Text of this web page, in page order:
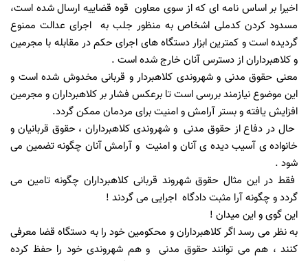
اخیرا بر اساس نامه ای که از سوی معاون قوه قضاییه ارسال شده است،
مسدود کردن کدملی اشخاص به منظور جلب به اجرای عدالت ممنوع
گردیده است و کمترین ابزار دستگاه های اجرای حکم در مقابله با مجرمین
و کلاهبرداران از دسترس آنان خارج شده است .
معنی حقوق مدنی و شهروندی کلاهبردار و قربانی مخدوش شده است و
این موضوع نیازمند بررسی است تا برعکس فشار بر کلاهبرداران و مجرمین
افزایش یافته و بستر آرامش و امنیت برای مردمان ممکن گردد.
حال در دفاع از حقوق مدنی و شهروندی کلاهبرداران ، حقوق قربانیان و
خانواده ی آسیب دیده ی آنان و امنیت و آرامش آنان چگونه تضمین می
شود .
فقط در این مثال حقوق شهروند قربانی کلاهبرداران چگونه تامین می
گردد و چگونه آرا مثبت دادگاه اجرایی می گردند !
این گوی و این میدان !
به نظر می رسد اگر کلاهبرداران و محکومین خود را به دستگاه قضا معرفی
کنند ، هم می توانند حقوق مدنی و هم شهروندی خود را حفظ کرده